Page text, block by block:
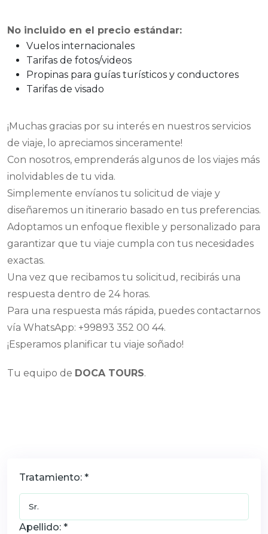
No incluido en el precio estándar:
Vuelos internacionales
Tarifas de fotos/videos
Propinas para guías turísticos y conductores
Tarifas de visado
¡Muchas gracias por su interés en nuestros servicios
de viaje, lo apreciamos sinceramente!
Con nosotros, emprenderás algunos de los viajes más
inolvidables de tu vida.
Simplemente envíanos tu solicitud de viaje y
diseñaremos un itinerario basado en tus preferencias.
Adoptamos un enfoque flexible y personalizado para
garantizar que tu viaje cumpla con tus necesidades
exactas.
Una vez que recibamos tu solicitud, recibirás una
respuesta dentro de 24 horas.
Para una respuesta más rápida, puedes contactarnos
vía WhatsApp: +99893 352 00 44.
¡Esperamos planificar tu viaje soñado!
Tu equipo de DOCA TOURS.
Tratamiento: *
Apellido: *